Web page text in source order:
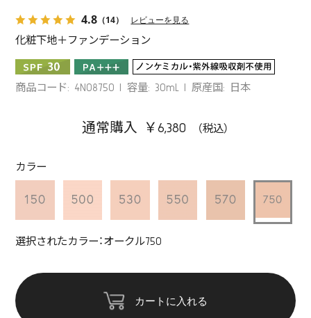
4.8 （14） レビューを見る
化粧下地＋ファンデーション
商品コード: 4N08750 容量: 30mL 原産国: 日本
通常購入 ￥6,380
カラー
選択されたカラー：オークル750
カートに入れる